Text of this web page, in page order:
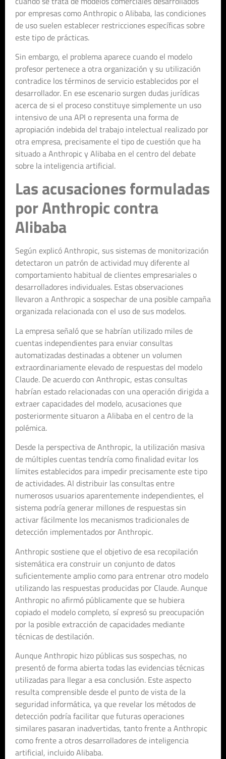
por empresas como Anthropic o Alibaba, las condiciones
de uso suelen establecer restricciones específicas sobre
este tipo de prácticas.
Sin embargo, el problema aparece cuando el modelo
profesor pertenece a otra organización y su utilización
contradice los términos de servicio establecidos por el
desarrollador. En ese escenario surgen dudas jurídicas
acerca de si el proceso constituye simplemente un uso
intensivo de una API o representa una forma de
apropiación indebida del trabajo intelectual realizado por
otra empresa, precisamente el tipo de cuestión que ha
situado a Anthropic y Alibaba en el centro del debate
sobre la inteligencia artificial.
Las acusaciones formuladas
por Anthropic contra
Alibaba
Según explicó Anthropic, sus sistemas de monitorización
detectaron un patrón de actividad muy diferente al
comportamiento habitual de clientes empresariales o
desarrolladores individuales. Estas observaciones
llevaron a Anthropic a sospechar de una posible campaña
organizada relacionada con el uso de sus modelos.
La empresa señaló que se habrían utilizado miles de
cuentas independientes para enviar consultas
automatizadas destinadas a obtener un volumen
extraordinariamente elevado de respuestas del modelo
Claude. De acuerdo con Anthropic, estas consultas
habrían estado relacionadas con una operación dirigida a
extraer capacidades del modelo, acusaciones que
posteriormente situaron a Alibaba en el centro de la
polémica.
Desde la perspectiva de Anthropic, la utilización masiva
de múltiples cuentas tendría como finalidad evitar los
límites establecidos para impedir precisamente este tipo
de actividades. Al distribuir las consultas entre
numerosos usuarios aparentemente independientes, el
sistema podría generar millones de respuestas sin
activar fácilmente los mecanismos tradicionales de
detección implementados por Anthropic.
Anthropic sostiene que el objetivo de esa recopilación
sistemática era construir un conjunto de datos
suficientemente amplio como para entrenar otro modelo
utilizando las respuestas producidas por Claude. Aunque
Anthropic no afirmó públicamente que se hubiera
copiado el modelo completo, sí expresó su preocupación
por la posible extracción de capacidades mediante
técnicas de destilación.
Aunque Anthropic hizo públicas sus sospechas, no
presentó de forma abierta todas las evidencias técnicas
utilizadas para llegar a esa conclusión. Este aspecto
resulta comprensible desde el punto de vista de la
seguridad informática, ya que revelar los métodos de
detección podría facilitar que futuras operaciones
similares pasaran inadvertidas, tanto frente a Anthropic
como frente a otros desarrolladores de inteligencia
artificial, incluido Alibaba.